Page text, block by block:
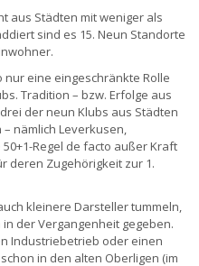
aus Städten mit weniger als
sind es 15. Neun Standorte
eine eingeschränkte Rolle
Tradition – bzw. Erfolge aus
der neun Klubs aus Städten
– nämlich Leverkusen,
Regel de facto außer Kraft
deren Zugehörigkeit zur 1.
kleinere Darsteller tummeln,
der Vergangenheit gegeben.
Industriebetrieb oder einen
in den alten Oberligen (im